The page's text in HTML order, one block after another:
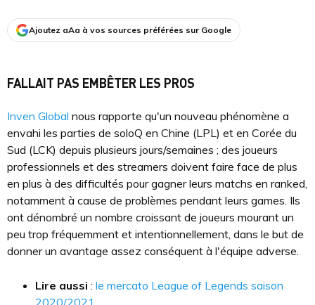
Ajoutez aAa à vos sources préférées sur Google
FALLAIT PAS EMBÊTER LES PROS
Inven Global nous rapporte qu'un nouveau phénomène a
envahi les parties de soloQ en Chine (LPL) et en Corée du
Sud (LCK) depuis plusieurs jours/semaines ; des joueurs
professionnels et des streamers doivent faire face de plus
en plus à des difficultés pour gagner leurs matchs en ranked,
notamment à cause de problèmes pendant leurs games. Ils
ont dénombré un nombre croissant de joueurs mourant un
peu trop fréquemment et intentionnellement, dans le but de
donner un avantage assez conséquent à l'équipe adverse.
Lire aussi : le mercato League of Legends saison
2020/2021